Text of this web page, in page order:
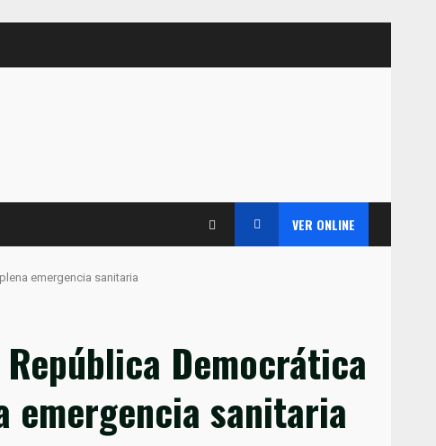
VER ONLINE
emergencia sanitaria
Democrática
emergencia sanitaria